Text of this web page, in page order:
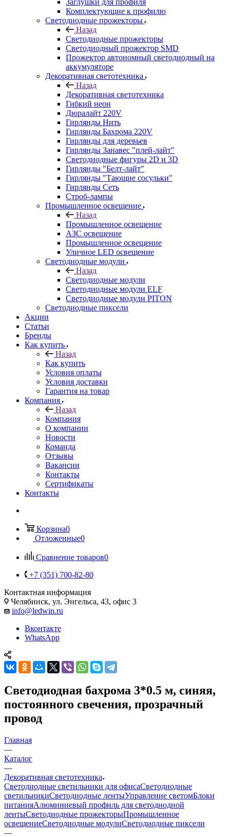
Заглушки для профиля
Комплектующие к профилю
Светодиодные прожекторы
Назад
Светодиодные прожекторы
Светодиодный прожектор SMD
Прожектор автономный светодиодный на
аккумуляторе
Декоративная светотехника
Назад
Декоративная светотехника
Гибкий неон
Дюралайт 220V
Гирлянды Нить
Гирлянды Бахрома 220V
Гирлянды для деревьев
Гирлянды Занавес "плей-лайт"
Светодиодные фигуры 2D и 3D
Гирлянды "Белт-лайт"
Гирлянды "Тающие сосульки"
Гирлянды Сеть
Строб-лампы
Промышленное освещение
Назад
Промышленное освещение
АЗС освещение
Промышленное освещение
Уличное LED освещение
Светодиодные модули
Назад
Светодиодные модули
Светодиодные модули ELF
Светодиодные модули PITON
Светодиодные пиксели
Акции
Статьи
Бренды
Как купить
Назад
Как купить
Условия оплаты
Условия доставки
Гарантия на товар
Компания
Назад
Компания
О компании
Новости
Команда
Отзывы
Вакансии
Контакты
Сертификаты
Контакты
Корзина0
Отложенные0
Сравнение товаров0
+7 (351) 700-82-80
Контактная информация
Челябинск, ул. Энгельса, 43, офис 3
info@ledwin.ru
Вконтакте
WhatsApp
Светодиодная бахрома 3*0.5 м, синяя,
постоянного свечения, прозрачный
провод
Главная
—
Каталог
—
Декоративная светотехника
Светодиодные светильники для офисаСветодиодные
светильникиСветодиодные лентыУправление светомБлоки
питанияАлюминиевый профиль для светодиодной
лентыСветодиодные прожекторыПромышленное
освещениеСветодиодные модулиСветодиодные пиксели
—